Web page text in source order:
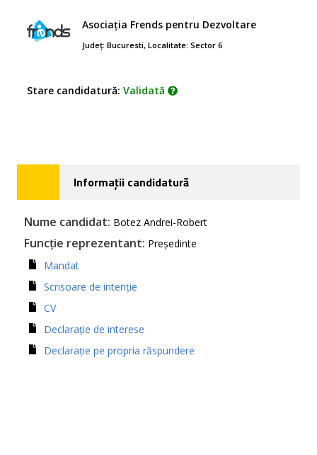
Asociația Frends pentru Dezvoltare
Județ: Bucuresti, Localitate: Sector 6
Stare candidatură: Validată
Informații candidatură
Nume candidat: Botez Andrei-Robert
Funcție reprezentant: Președinte
Mandat
Scrisoare de intenție
CV
Declarație de interese
Declarație pe propria răspundere